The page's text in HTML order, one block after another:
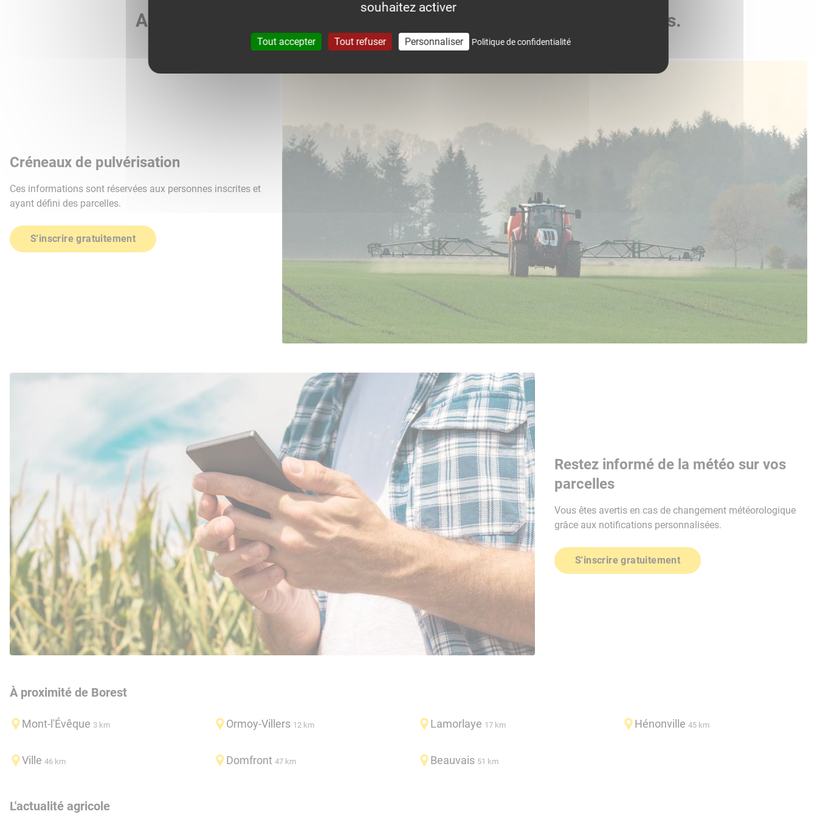
Agri météo vous accompagne dans le suivi météo de vos parcelles.
Créneaux de pulvérisation
Ces informations sont réservées aux personnes inscrites et
ayant défini des parcelles.
S'inscrire gratuitement
Restez informé de la météo sur vos
parcelles
Vous êtes avertis en cas de changement météorologique
grâce aux notifications personnalisées.
S'inscrire gratuitement
À proximité de Borest
Mont-l'Évêque 3 km Ormoy-Villers 12 km Lamorlaye 17 km Hénonville 45 km
Ville 46 km Domfront 47 km Beauvais 51 km
L'actualité agricole
souhaitez activer
Tout accepter Tout refuser Personnaliser Politique de confidentialité